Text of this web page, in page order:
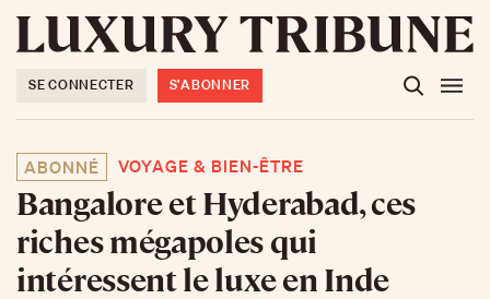
SE CONNECTER S'ABONNER
ABONNÉ VOYAGE & BIEN-ÊTRE
Bangalore et Hyderabad, ces
riches mégapoles qui
intéressent le luxe en Inde